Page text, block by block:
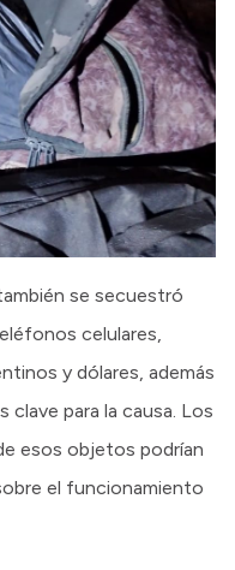
se secuestró
celulares,
y dólares, además
para la causa. Los
esos objetos podrían
el funcionamiento